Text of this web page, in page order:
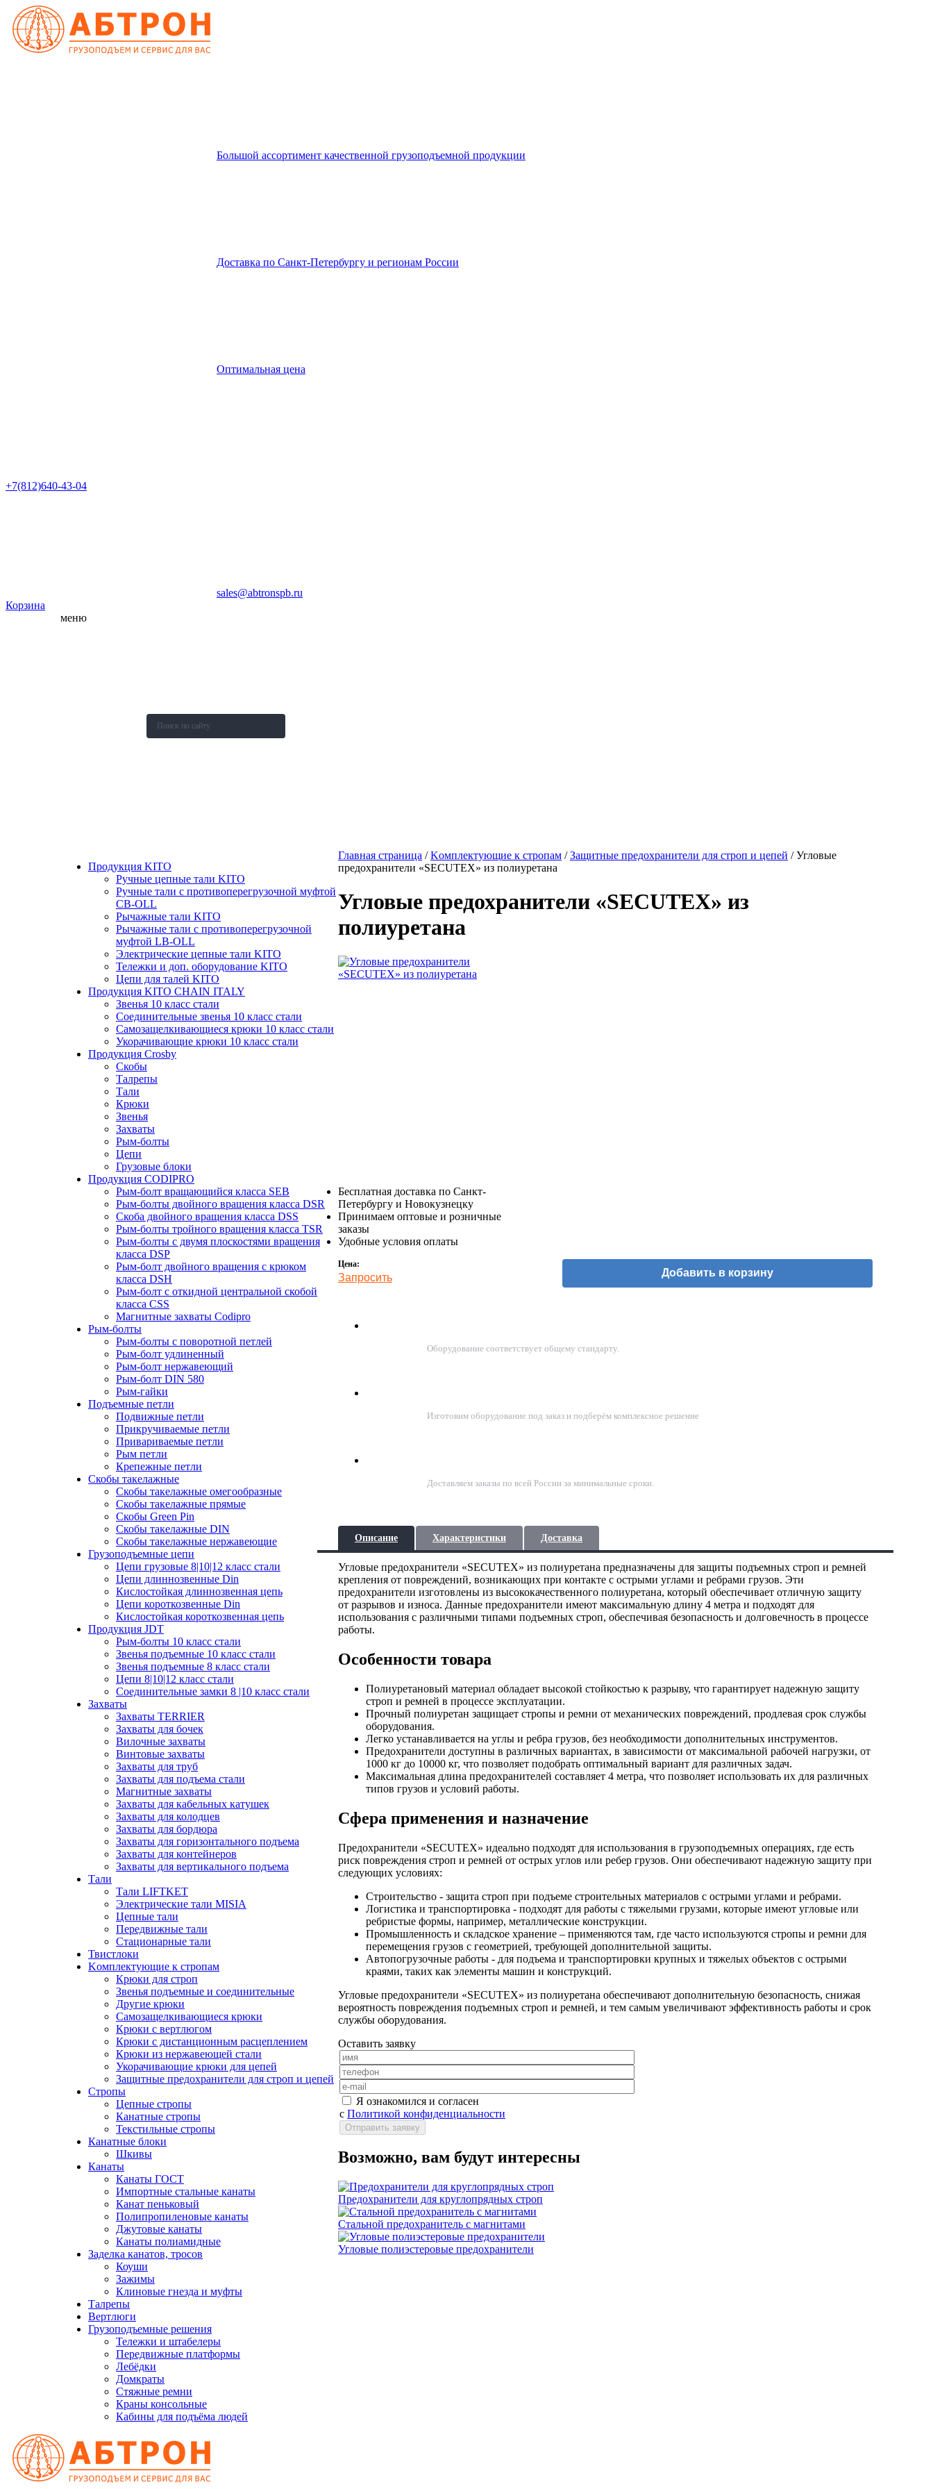
Большой ассортимент качественной грузоподъемной продукции
Доставка по Санкт-Петербургу и регионам России
Оптимальная цена
+7(812)640-43-04
sales@abtronspb.ru
Корзина
меню
Продукция KITO
Ручные цепные тали KITO
Ручные тали с противоперегрузочной муфтой
СВ-OLL
Рычажные тали KITO
Рычажные тали с противоперегрузочной
муфтой LB-OLL
Электрические цепные тали KITO
Тележки и доп. оборудование KITO
Цепи для талей KITO
Продукция KITO CHAIN ITALY
Звенья 10 класс стали
Соединительные звенья 10 класс стали
Самозащелкивающиеся крюки 10 класс стали
Укорачивающие крюки 10 класс стали
Продукция Crosby
Скобы
Талрепы
Тали
Крюки
Звенья
Захваты
Рым-болты
Цепи
Грузовые блоки
Продукция CODIPRO
Рым-болт вращающийся класса SEB
Рым-болты двойного вращения класса DSR
Скоба двойного вращения класса DSS
Рым-болты тройного вращения класса TSR
Рым-болты с двумя плоскостями вращения
класса DSP
Рым-болт двойного вращения с крюком
класса DSH
Рым-болт с откидной центральной скобой
класса CSS
Магнитные захваты Codipro
Рым-болты
Рым-болты с поворотной петлей
Рым-болт удлиненный
Рым-болт нержавеющий
Рым-болт DIN 580
Рым-гайки
Подъемные петли
Подвижные петли
Прикручиваемые петли
Привариваемые петли
Рым петли
Крепежные петли
Скобы такелажные
Скобы такелажные омегообразные
Скобы такелажные прямые
Скобы Green Pin
Скобы такелажные DIN
Скобы такелажные нержавеющие
Грузоподъемные цепи
Цепи грузовые 8|10|12 класс стали
Цепи длиннозвенные Din
Кислостойкая длиннозвенная цепь
Цепи короткозвенные Din
Кислостойкая короткозвенная цепь
Продукция JDT
Рым-болты 10 класс стали
Звенья подъемные 10 класс стали
Звенья подъемные 8 класс стали
Цепи 8|10|12 класс стали
Соединительные замки 8 |10 класс стали
Захваты
Захваты TERRIER
Захваты для бочек
Вилочные захваты
Винтовые захваты
Захваты для труб
Захваты для подъема стали
Магнитные захваты
Захваты для кабельных катушек
Захваты для колодцев
Захваты для бордюра
Захваты для горизонтального подъема
Захваты для контейнеров
Захваты для вертикального подъема
Тали
Тали LIFTKET
Электрические тали MISIA
Цепные тали
Передвижные тали
Стационарные тали
Твистлоки
Kомплектующие к стропам
Крюки для строп
Звенья подъемные и соединительные
Другие крюки
Самозащелкивающиеся крюки
Крюки с вертлюгом
Крюки с дистанционным расцеплением
Крюки из нержавеющей стали
Укорачивающие крюки для цепей
Защитные предохранители для строп и цепей
Стропы
Цепные стропы
Канатные стропы
Текстильные стропы
Канатные блоки
Шкивы
Канаты
Канаты ГОСТ
Импортные стальные канаты
Канат пеньковый
Полипропиленовые канаты
Джутовые канаты
Канаты полиамидные
Заделка канатов, тросов
Коуши
Зажимы
Клиновые гнезда и муфты
Талрепы
Вертлюги
Грузоподъемные решения
Тележки и штабелеры
Передвижные платформы
Лебёдки
Домкраты
Стяжные ремни
Краны консольные
Кабины для подъёма людей
Главная страница /Kомплектующие к стропам /Защитные предохранители для строп и цепей /Угловые
предохранители «SECUTEX» из полиуретана
Угловые предохранители «SECUTEX» из
полиуретана
Бесплатная доставка по Санкт-
Петербургу и Новокузнецку
Принимаем оптовые и розничные
заказы
Удобные условия оплаты
Цена:
Запросить Добавить в корзину
Оборудование соответствует общему стандарту.
Изготовим оборудование под заказ и подберём комплексное решение
Доставляем заказы по всей России за минимальные сроки.
Описание Характеристики Доставка
Угловые предохранители «SECUTEX» из полиуретана предназначены для защиты подъемных строп и ремней
крепления от повреждений, возникающих при контакте с острыми углами и ребрами грузов. Эти
предохранители изготовлены из высококачественного полиуретана, который обеспечивает отличную защиту
от разрывов и износа. Данные предохранители имеют максимальную длину 4 метра и подходят для
использования с различными типами подъемных строп, обеспечивая безопасность и долговечность в процессе
работы.
Особенности товара
Полиуретановый материал обладает высокой стойкостью к разрыву, что гарантирует надежную защиту
строп и ремней в процессе эксплуатации.
Прочный полиуретан защищает стропы и ремни от механических повреждений, продлевая срок службы
оборудования.
Легко устанавливается на углы и ребра грузов, без необходимости дополнительных инструментов.
Предохранители доступны в различных вариантах, в зависимости от максимальной рабочей нагрузки, от
1000 кг до 10000 кг, что позволяет подобрать оптимальный вариант для различных задач.
Максимальная длина предохранителей составляет 4 метра, что позволяет использовать их для различных
типов грузов и условий работы.
Сфера применения и назначение
Предохранители «SECUTEX» идеально подходят для использования в грузоподъемных операциях, где есть
риск повреждения строп и ремней от острых углов или ребер грузов. Они обеспечивают надежную защиту при
следующих условиях:
Строительство - защита строп при подъеме строительных материалов с острыми углами и ребрами.
Логистика и транспортировка - подходят для работы с тяжелыми грузами, которые имеют угловые или
ребристые формы, например, металлические конструкции.
Промышленность и складское хранение – применяются там, где часто используются стропы и ремни для
перемещения грузов с геометрией, требующей дополнительной защиты.
Автопогрузочные работы - для подъема и транспортировки крупных и тяжелых объектов с острыми
краями, таких как элементы машин и конструкций.
Угловые предохранители «SECUTEX» из полиуретана обеспечивают дополнительную безопасность, снижая
вероятность повреждения подъемных строп и ремней, и тем самым увеличивают эффективность работы и срок
службы оборудования.
Оставить заявку
Я ознакомился и согласен
с Политикой конфиденциальности
Возможно, вам будут интересны
Предохранители для круглопрядных строп
Стальной предохранитель с магнитами
Угловые полиэстеровые предохранители